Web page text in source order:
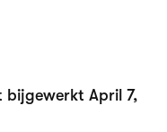
bijgewerkt April 7,